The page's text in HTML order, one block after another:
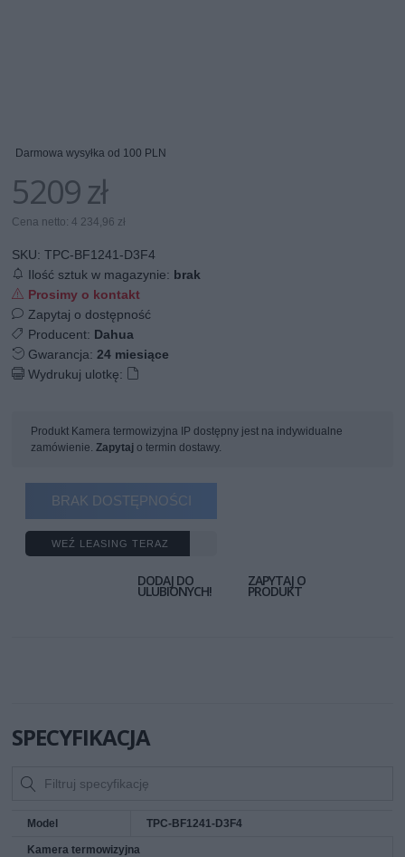
Darmowa wysyłka od 100 PLN
5209 zł
Cena netto: 4 234,96 zł
SKU:TPC-BF1241-D3F4
Ilość sztuk w magazynie: brak
Prosimy o kontakt
Zapytaj o dostępność
Producent: Dahua
Gwarancja:24 miesiące
Wydrukuj ulotkę:
Produkt Kamera termowizyjna IP dostępny jest na indywidualne
zamówienie.Zapytaj o termin dostawy.
BRAK DOSTĘPNOŚCI
WEŹ LEASING TERAZ
DODAJ DO
ULUBIONYCH!
ZAPYTAJ O
PRODUKT
SPECYFIKACJA
Model TPC-BF1241-D3F4
Kamera termowizyjna